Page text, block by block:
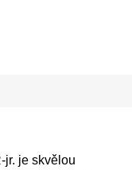
jr. je skvělou